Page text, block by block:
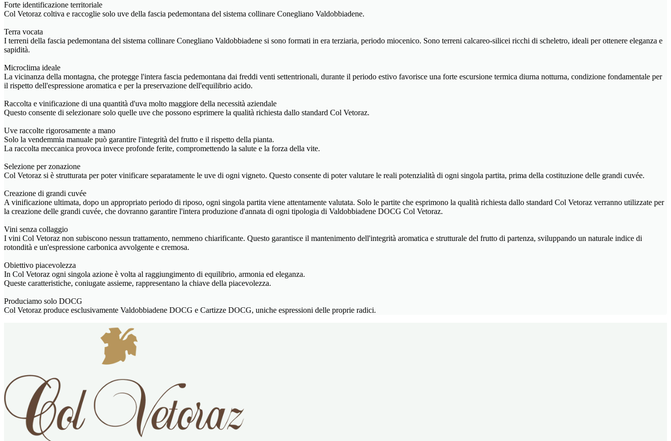
Forte identificazione territoriale
Col Vetoraz coltiva e raccoglie solo uve della fascia pedemontana del sistema collinare Conegliano Valdobbiadene.
Terra vocata
I terreni della fascia pedemontana del sistema collinare Conegliano Valdobbiadene si sono formati in era terziaria, periodo miocenico. Sono terreni calcareo-silicei ricchi di scheletro, ideali per ottenere eleganza e
sapidità.
Microclima ideale
La vicinanza della montagna, che protegge l'intera fascia pedemontana dai freddi venti settentrionali, durante il periodo estivo favorisce una forte escursione termica diurna notturna, condizione fondamentale per
il rispetto dell'espressione aromatica e per la preservazione dell'equilibrio acido.
Raccolta e vinificazione di una quantità d'uva molto maggiore della necessità aziendale
Questo consente di selezionare solo quelle uve che possono esprimere la qualità richiesta dallo standard Col Vetoraz.
Uve raccolte rigorosamente a mano
Solo la vendemmia manuale può garantire l'integrità del frutto e il rispetto della pianta.
La raccolta meccanica provoca invece profonde ferite, compromettendo la salute e la forza della vite.
Selezione per zonazione
Col Vetoraz si è strutturata per poter vinificare separatamente le uve di ogni vigneto. Questo consente di poter valutare le reali potenzialità di ogni singola partita, prima della costituzione delle grandi cuvée.
Creazione di grandi cuvée
A vinificazione ultimata, dopo un appropriato periodo di riposo, ogni singola partita viene attentamente valutata. Solo le partite che esprimono la qualità richiesta dallo standard Col Vetoraz verranno utilizzate per
la creazione delle grandi cuvée, che dovranno garantire l'intera produzione d'annata di ogni tipologia di Valdobbiadene DOCG Col Vetoraz.
Vini senza collaggio
I vini Col Vetoraz non subiscono nessun trattamento, nemmeno chiarificante. Questo garantisce il mantenimento dell'integrità aromatica e strutturale del frutto di partenza, sviluppando un naturale indice di
rotondità e un'espressione carbonica avvolgente e cremosa.
Obiettivo piacevolezza
In Col Vetoraz ogni singola azione è volta al raggiungimento di equilibrio, armonia ed eleganza.
Queste caratteristiche, coniugate assieme, rappresentano la chiave della piacevolezza.
Produciamo solo DOCG
Col Vetoraz produce esclusivamente Valdobbiadene DOCG e Cartizze DOCG, uniche espressioni delle proprie radici.